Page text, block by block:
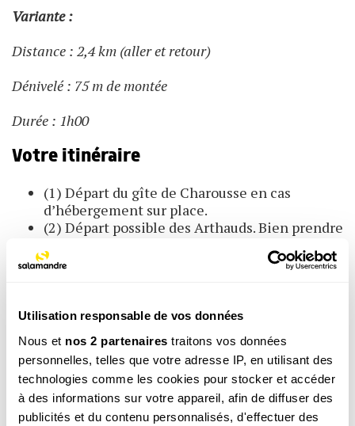
Utilisation responsable de vos données
Nous et nos 2 partenaires traitons vos données
personnelles, telles que votre adresse IP, en utilisant des
technologies comme les cookies pour stocker et accéder
à des informations sur votre appareil, afin de diffuser des
publicités et du contenu personnalisés, d'effectuer des
Variante :
Distance : 2,4 km (aller et retour)
Dénivelé : 75 m de montée
Durée : 1h00
Votre itinéraire
(1) Départ du gîte de Charousse en cas
d’hébergement sur place.
(2) Départ possible des Arthauds. Bien prendre
balisé jaune et vert pour éviter les propriétés
possibles.
(4) Aller jusqu’à la route du ranch pour trouver
le sentier qui monte à l’est.
(5) Profiter de la vue depuis la crête rocheuse.
(6) Choisir ou non la variante.
(7) Suivre le sentier malgré les panneaux «
propriété privée ramassage de châtaignes et